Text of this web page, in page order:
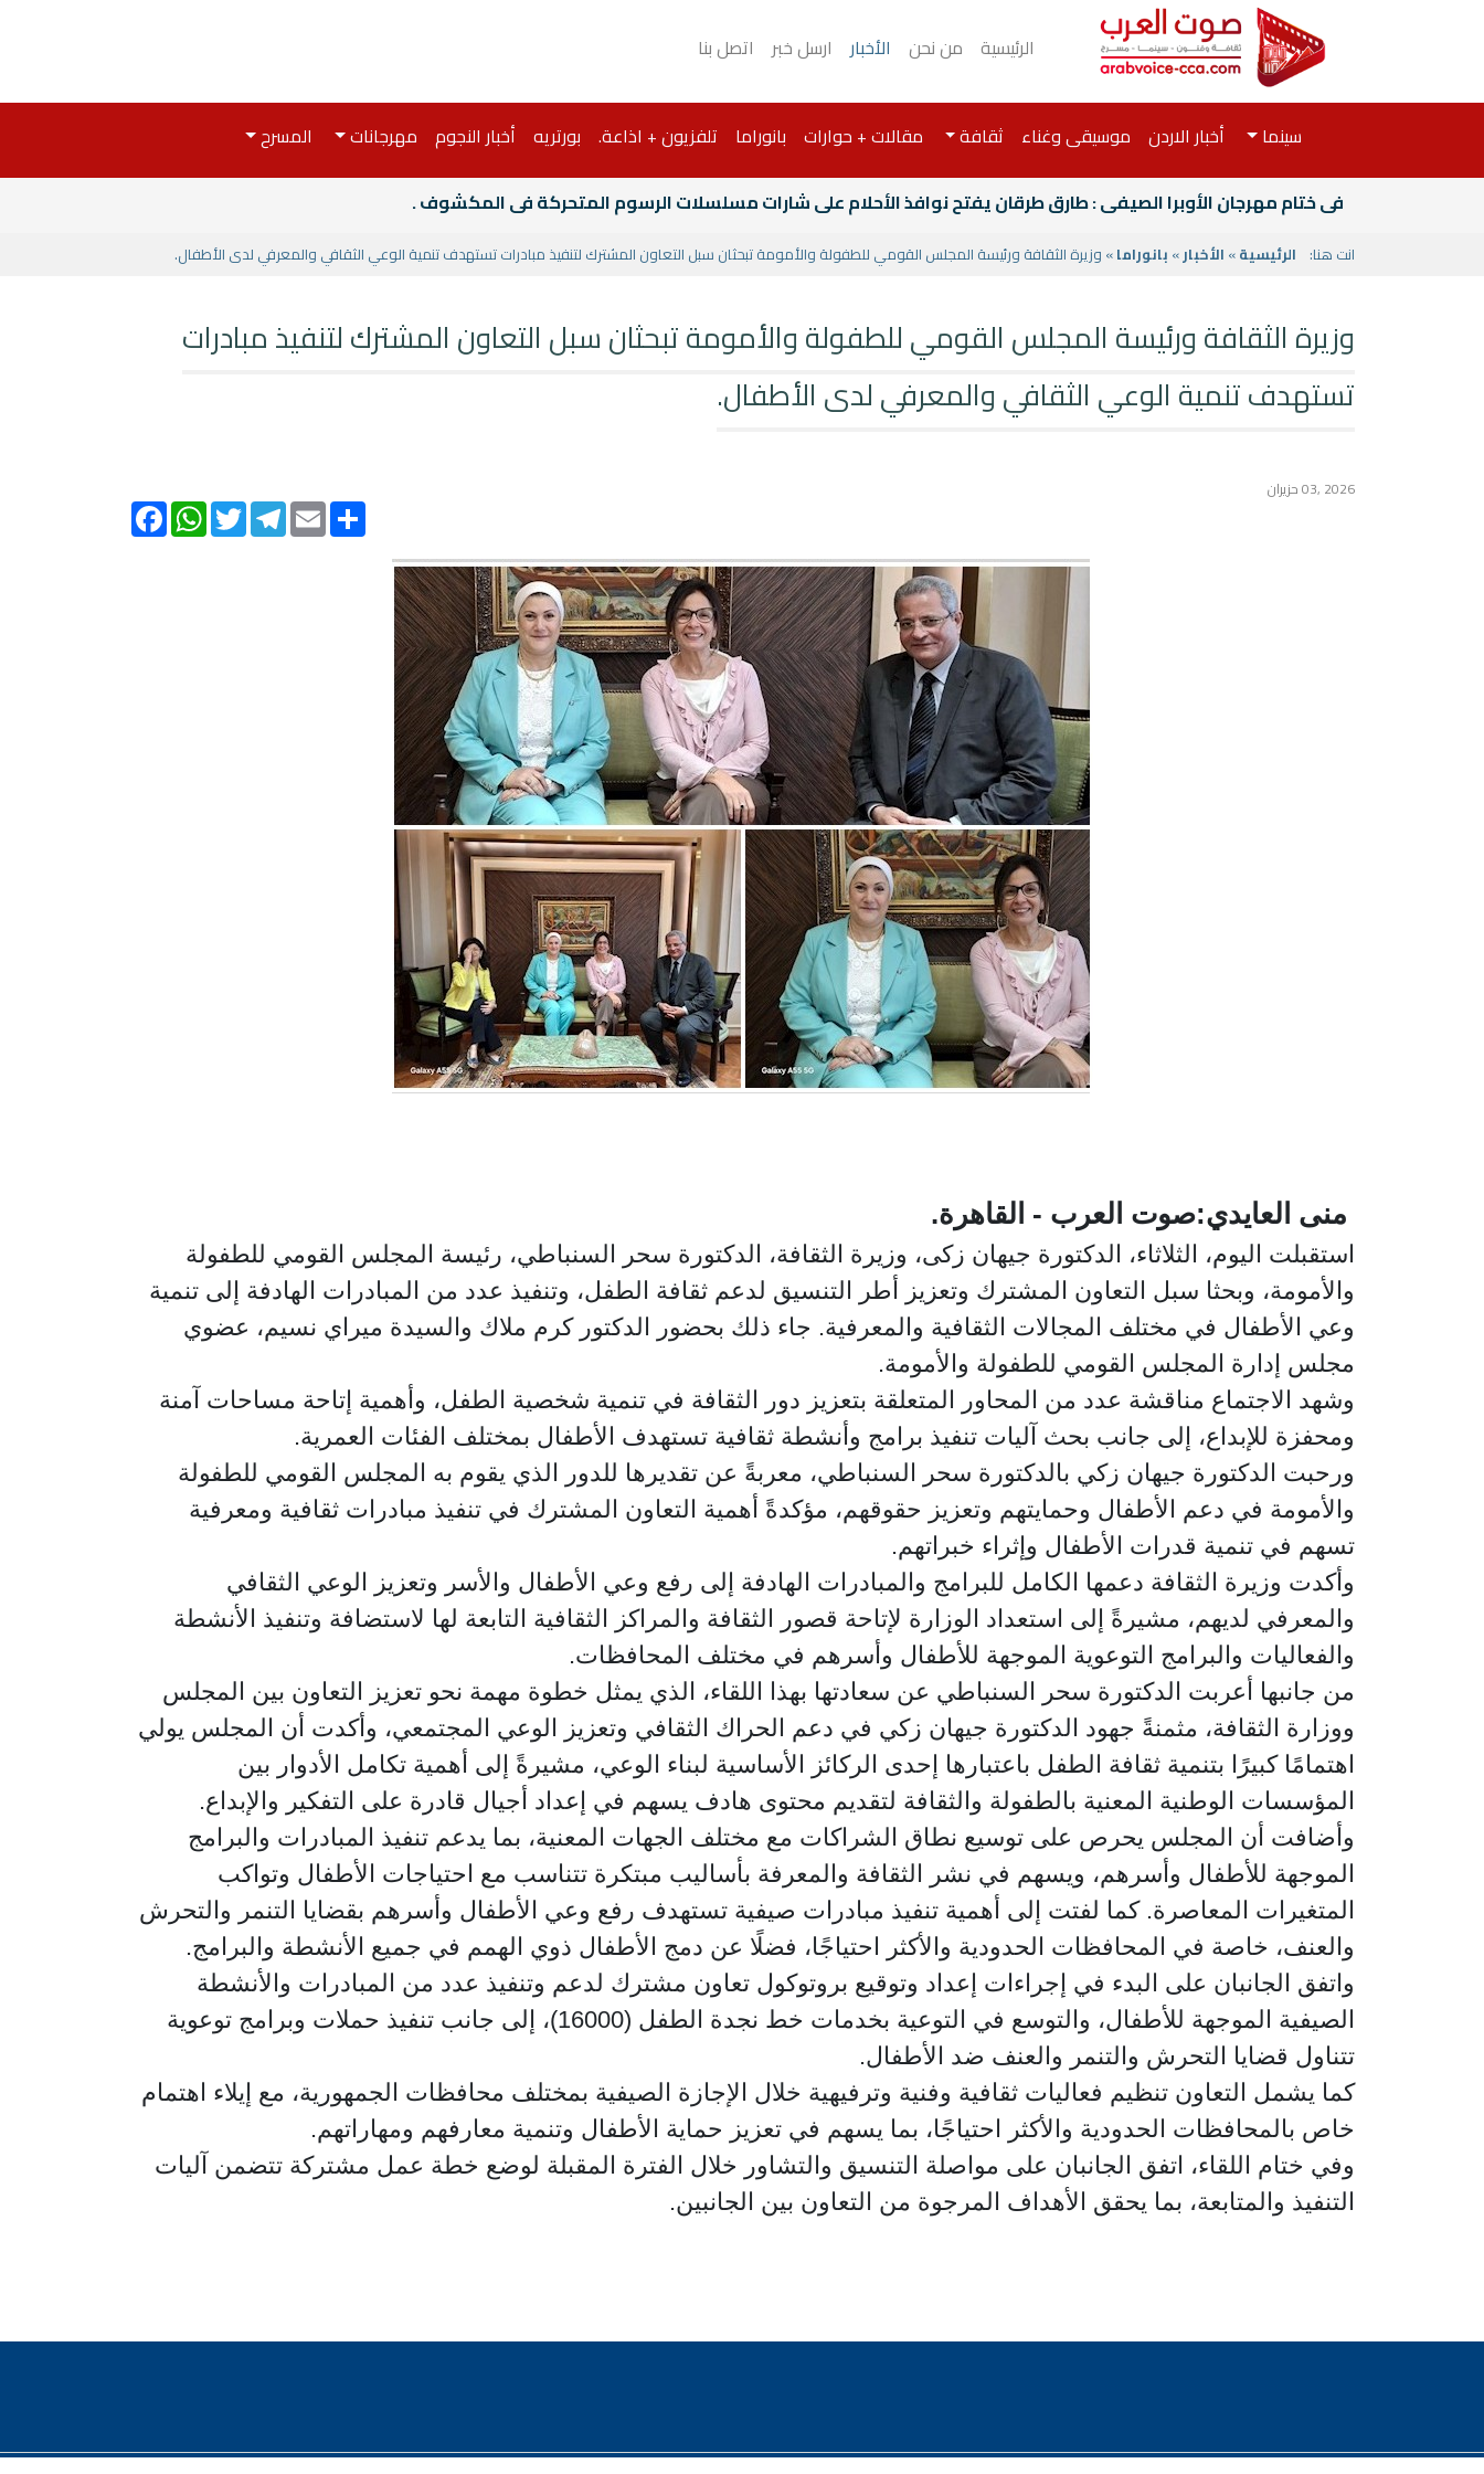
الرئيسية من نحن الأخبار ارسل خبر اتصل بنا
سينما أخبار الاردن موسيقى وغناء ثقافة مقالات + حوارات بانوراما تلفزيون + اذاعة. بورتريه أخبار النجوم مهرجانات
المسرح
فى ختام مهرجان الأوبرا الصيفى : طارق طرقان يفتح نوافذ الأحلام على شارات مسلسلات الرسوم المتحركة فى المكشوف .
انت هنا: الرئيسية» الأخبار» بانوراما» وزيرة الثقافة ورئيسة المجلس القومي للطفولة والأمومة تبحثان سبل التعاون المشترك لتنفيذ مبادرات تستهدف تنمية الوعي الثقافي والمعرفي لدى الأطفال.
وزيرة الثقافة ورئيسة المجلس القومي للطفولة والأمومة تبحثان سبل التعاون المشترك لتنفيذ مبادرات
تستهدف تنمية الوعي الثقافي والمعرفي لدى الأطفال.
2026 ,03 حزيران
Facebook
WhatsAppTwitterTelegramEmailShare
منى العايدي:صوت العرب - القاهرة.
استقبلت اليوم، الثلاثاء، الدكتورة جيهان زكى، وزيرة الثقافة، الدكتورة سحر السنباطي، رئيسة المجلس القومي للطفولة
والأمومة، وبحثا سبل التعاون المشترك وتعزيز أطر التنسيق لدعم ثقافة الطفل، وتنفيذ عدد من المبادرات الهادفة إلى تنمية
وعي الأطفال في مختلف المجالات الثقافية والمعرفية. جاء ذلك بحضور الدكتور كرم ملاك والسيدة ميراي نسيم، عضوي
مجلس إدارة المجلس القومي للطفولة والأمومة.
وشهد الاجتماع مناقشة عدد من المحاور المتعلقة بتعزيز دور الثقافة في تنمية شخصية الطفل، وأهمية إتاحة مساحات آمنة
ومحفزة للإبداع، إلى جانب بحث آليات تنفيذ برامج وأنشطة ثقافية تستهدف الأطفال بمختلف الفئات العمرية.
ورحبت الدكتورة جيهان زكي بالدكتورة سحر السنباطي، معربةً عن تقديرها للدور الذي يقوم به المجلس القومي للطفولة
والأمومة في دعم الأطفال وحمايتهم وتعزيز حقوقهم، مؤكدةً أهمية التعاون المشترك في تنفيذ مبادرات ثقافية ومعرفية
تسهم في تنمية قدرات الأطفال وإثراء خبراتهم.
وأكدت وزيرة الثقافة دعمها الكامل للبرامج والمبادرات الهادفة إلى رفع وعي الأطفال والأسر وتعزيز الوعي الثقافي
والمعرفي لديهم، مشيرةً إلى استعداد الوزارة لإتاحة قصور الثقافة والمراكز الثقافية التابعة لها لاستضافة وتنفيذ الأنشطة
والفعاليات والبرامج التوعوية الموجهة للأطفال وأسرهم في مختلف المحافظات.
من جانبها أعربت الدكتورة سحر السنباطي عن سعادتها بهذا اللقاء، الذي يمثل خطوة مهمة نحو تعزيز التعاون بين المجلس
ووزارة الثقافة، مثمنةً جهود الدكتورة جيهان زكي في دعم الحراك الثقافي وتعزيز الوعي المجتمعي، وأكدت أن المجلس يولي
اهتمامًا كبيرًا بتنمية ثقافة الطفل باعتبارها إحدى الركائز الأساسية لبناء الوعي، مشيرةً إلى أهمية تكامل الأدوار بين
المؤسسات الوطنية المعنية بالطفولة والثقافة لتقديم محتوى هادف يسهم في إعداد أجيال قادرة على التفكير والإبداع.
وأضافت أن المجلس يحرص على توسيع نطاق الشراكات مع مختلف الجهات المعنية، بما يدعم تنفيذ المبادرات والبرامج
الموجهة للأطفال وأسرهم، ويسهم في نشر الثقافة والمعرفة بأساليب مبتكرة تتناسب مع احتياجات الأطفال وتواكب
المتغيرات المعاصرة. كما لفتت إلى أهمية تنفيذ مبادرات صيفية تستهدف رفع وعي الأطفال وأسرهم بقضايا التنمر والتحرش
والعنف، خاصة في المحافظات الحدودية والأكثر احتياجًا، فضلًا عن دمج الأطفال ذوي الهمم في جميع الأنشطة والبرامج.
واتفق الجانبان على البدء في إجراءات إعداد وتوقيع بروتوكول تعاون مشترك لدعم وتنفيذ عدد من المبادرات والأنشطة
الصيفية الموجهة للأطفال، والتوسع في التوعية بخدمات خط نجدة الطفل (16000)، إلى جانب تنفيذ حملات وبرامج توعوية
تتناول قضايا التحرش والتنمر والعنف ضد الأطفال.
كما يشمل التعاون تنظيم فعاليات ثقافية وفنية وترفيهية خلال الإجازة الصيفية بمختلف محافظات الجمهورية، مع إيلاء اهتمام
خاص بالمحافظات الحدودية والأكثر احتياجًا، بما يسهم في تعزيز حماية الأطفال وتنمية معارفهم ومهاراتهم.
وفي ختام اللقاء، اتفق الجانبان على مواصلة التنسيق والتشاور خلال الفترة المقبلة لوضع خطة عمل مشتركة تتضمن آليات
التنفيذ والمتابعة، بما يحقق الأهداف المرجوة من التعاون بين الجانبين.